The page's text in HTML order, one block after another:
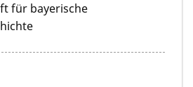
für bayerische